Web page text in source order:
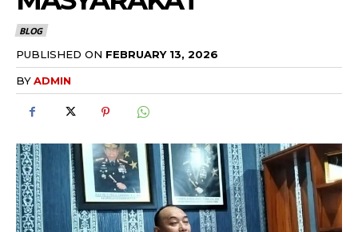
BLOG
PUBLISHED ON FEBRUARY 13, 2026
BYADMIN